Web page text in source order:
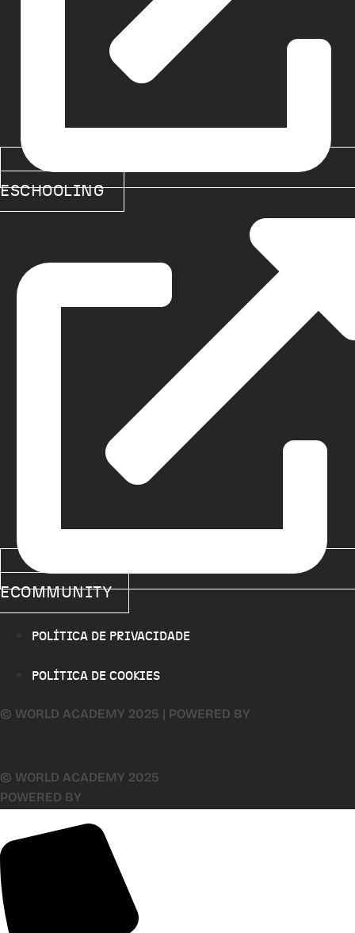
ESCHOOLING
ECOMMUNITY
POLÍTICA DE PRIVACIDADE
POLÍTICA DE COOKIES
© WORLD ACADEMY 2025 | POWERED BY
© WORLD ACADEMY 2025
POWERED BY